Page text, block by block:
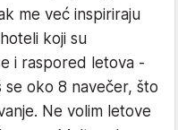
me već inspiriraju
koji su
i raspored letova -
se oko 8 navečer, što
Ne volim letove